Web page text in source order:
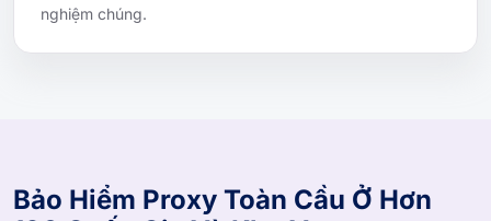
nghiệm chúng.
Bảo Hiểm Proxy Toàn Cầu Ở Hơn